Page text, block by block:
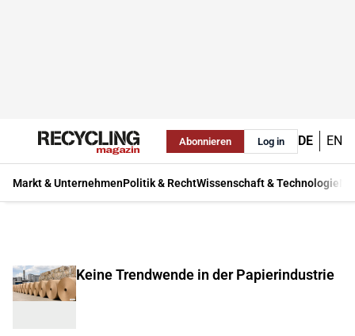
Abonnieren Log in DE EN
Markt & UnternehmenPolitik & RechtWissenschaft & Technologie
Keine Trendwende in der Papierindustrie